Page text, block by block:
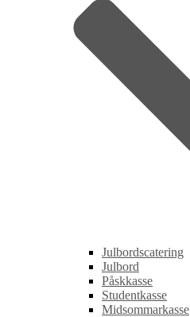
Julbordscatering
Julbord
Påskkasse
Studentkasse
Midsommarkasse